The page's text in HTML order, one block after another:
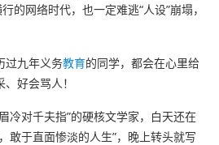
的网络时代，也一定难逃“人设”崩塌，
过九年义务教育的同学，都会在心里给
好会骂人！
冷对千夫指”的硬核文学家，白天还在
敢于直面惨淡的人生”，晚上转头就写